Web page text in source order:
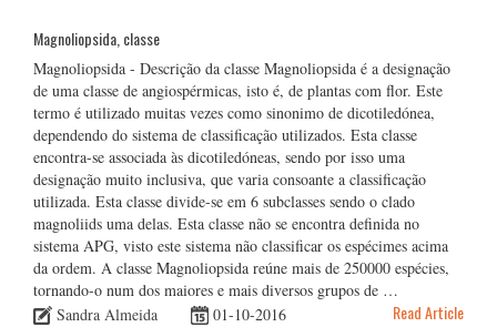
Magnoliopsida, classe
Magnoliopsida - Descrição da classe Magnoliopsida é a designação
de uma classe de angiospérmicas, isto é, de plantas com flor. Este
termo é utilizado muitas vezes como sinonimo de dicotiledónea,
dependendo do sistema de classificação utilizados. Esta classe
encontra-se associada às dicotiledóneas, sendo por isso uma
designação muito inclusiva, que varia consoante a classificação
utilizada. Esta classe divide-se em 6 subclasses sendo o clado
magnoliids uma delas. Esta classe não se encontra definida no
sistema APG, visto este sistema não classificar os espécimes acima
da ordem. A classe Magnoliopsida reúne mais de 250000 espécies,
tornando-o num dos maiores e mais diversos grupos de …
Sandra Almeida
01-10-2016 Read Article